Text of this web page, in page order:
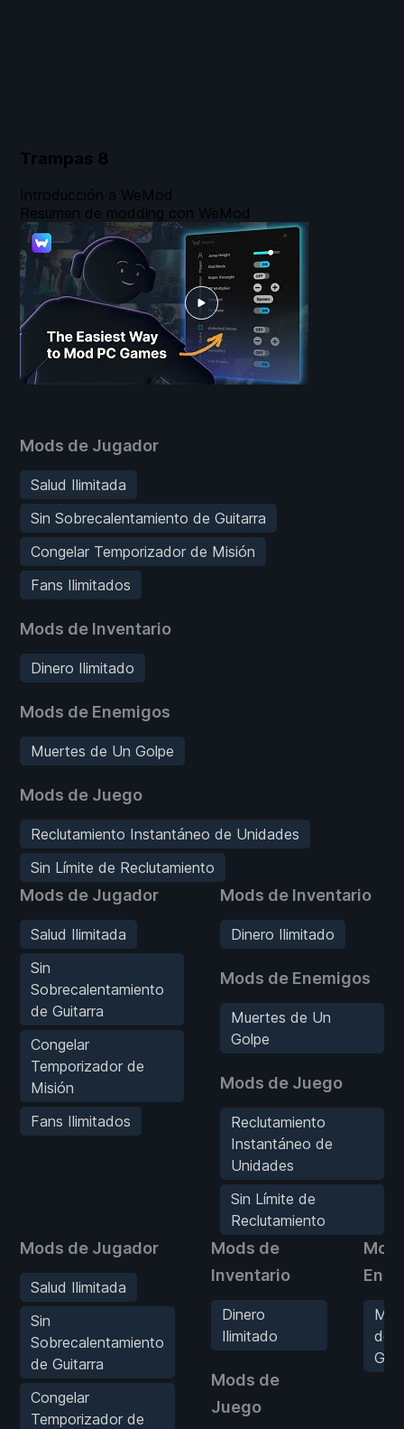
Trampas 8
Mods de Jugador
Salud Ilimitada
Sin Sobrecalentamiento de Guitarra
Congelar Temporizador de Misión
Fans Ilimitados
Mods de Inventario
Dinero Ilimitado
Mods de Enemigos
Muertes de Un Golpe
Mods de Juego
Reclutamiento Instantáneo de Unidades
Sin Límite de Reclutamiento
Mods de Jugador
Salud Ilimitada
Sin
Sobrecalentamiento
de Guitarra
Congelar
Temporizador de
Misión
Fans Ilimitados
Mods de Inventario
Dinero Ilimitado
Mods de Enemigos
Muertes de Un
Golpe
Mods de Juego
Reclutamiento
Instantáneo de
Unidades
Sin Límite de
Reclutamiento
Mods de Jugador
Salud Ilimitada
Sin
Sobrecalentamiento
de Guitarra
Congelar
Temporizador de
Mods de
Inventario
Dinero
Ilimitado
Mods de
Juego
de
Introducción a WeMod
Resumen de modding con WeMod